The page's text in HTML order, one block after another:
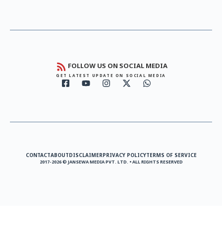
FOLLOW US ON SOCIAL MEDIA
GET LATEST UPDATE ON SOCIAL MEDIA
CONTACTABOUTDISCLAIMERPRIVACY POLICYTERMS OF SERVICE
2017-2026 © JANSEWA MEDIA PVT. LTD. • ALL RIGHTS RESERVED